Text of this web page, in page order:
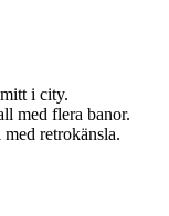
i city.
med flera banor.
retrokänsla.